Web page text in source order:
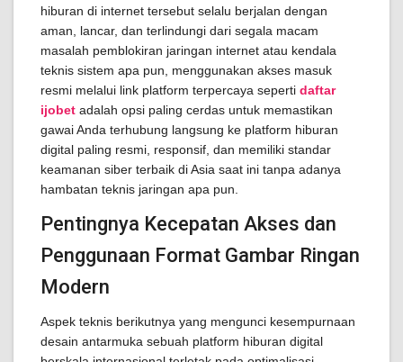
hiburan di internet tersebut selalu berjalan dengan
aman, lancar, dan terlindungi dari segala macam
masalah pemblokiran jaringan internet atau kendala
teknis sistem apa pun, menggunakan akses masuk
resmi melalui link platform terpercaya seperti daftar
ijobet adalah opsi paling cerdas untuk memastikan
gawai Anda terhubung langsung ke platform hiburan
digital paling resmi, responsif, dan memiliki standar
keamanan siber terbaik di Asia saat ini tanpa adanya
hambatan teknis jaringan apa pun.
Pentingnya Kecepatan Akses dan
Penggunaan Format Gambar Ringan
Modern
Aspek teknis berikutnya yang mengunci kesempurnaan
desain antarmuka sebuah platform hiburan digital